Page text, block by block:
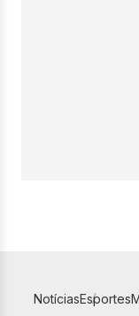
NotíciasEsportes